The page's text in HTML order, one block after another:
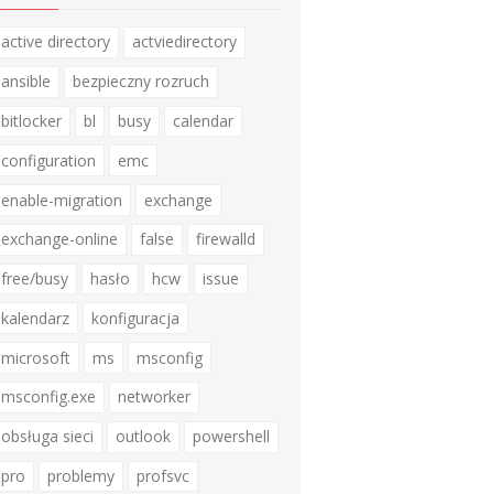
active directory
actviedirectory
ansible
bezpieczny rozruch
bitlocker
bl busy
calendar
configuration
emc
enable-migration
exchange
exchange-online
false
firewalld
free/busy
hasło hcw
issue
kalendarz
konfiguracja
microsoft
ms
msconfig
msconfig.exe
networker
obsługa sieci
outlook
powershell
pro
problemy profsvc